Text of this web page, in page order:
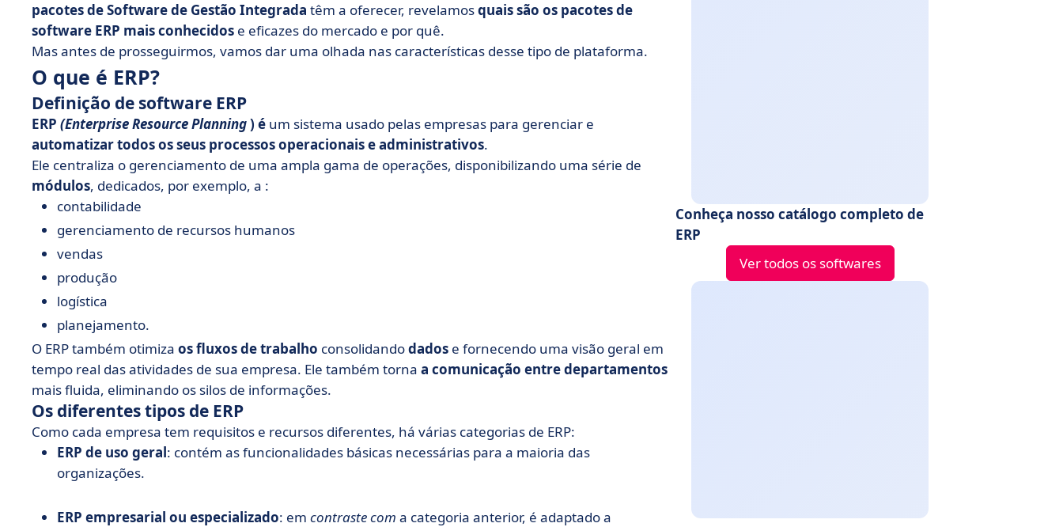
• SAP S/4HANA
• Quais são as diferenças entre ERP proprietário e ERP de código aberto?
• Quais são as vantagens do ERP?
• Para concluir
pacotes de Software de Gestão Integrada têm a oferecer, revelamosquais são os pacotes de
software ERP mais conhecidos e eficazes do mercado e por quê.
Mas antes de prosseguirmos, vamos dar uma olhada nas características desse tipo de plataforma.
O que é ERP?
Definição de software ERP
ERP (Enterprise Resource Planning) é um sistema usado pelas empresas para gerenciar e
automatizar todos os seus processos operacionais e administrativos.
Ele centraliza o gerenciamento de uma ampla gama de operações, disponibilizando uma série de
módulos, dedicados, por exemplo, a :
contabilidade
gerenciamento de recursos humanos
vendas
produção
logística
planejamento.
O ERP também otimiza os fluxos de trabalho consolidandodados e fornecendo uma visão geral em
tempo real das atividades de sua empresa. Ele também torna a comunicação entre departamentos
mais fluida, eliminando os silos de informações.
Os diferentes tipos de ERP
Como cada empresa tem requisitos e recursos diferentes, há várias categorias de ERP:
ERP de uso geral: contém as funcionalidades básicas necessárias para a maioria das
organizações.
ERP empresarial ou especializado: em contraste com a categoria anterior, é adaptado a
Conheça nosso catálogo completo de
ERP
Ver todos os softwares